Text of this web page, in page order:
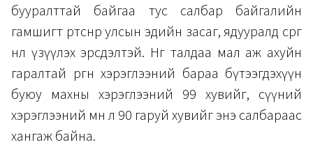
бууралттай байгаа тус салбар байгалийн
гамшигт өртсөнөөр улсын эдийн засаг, ядууралд сөрөг
нөлөө үзүүлэх эрсдэлтэй. Нөгөө талдаа мал аж ахуйн
гаралтай өргөн хэрэглээний бараа бүтээгдэхүүн
буюу махны хэрэглээний 99 хувийг, сүүний
хэрэглээний мөн л 90 гаруй хувийг энэ салбараас
хангаж байна.